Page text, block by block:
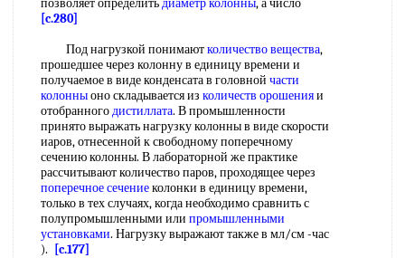
позволяет определитьдиаметр колонны, а число
[c.280]
Под нагрузкой понимаютколичество вещества,
прошедшее через колонну в единицу времени и
получаемое в виде конденсата в головной части
колонныоно складывается из количеств орошенияи
отобранногодистиллата. В промышленности
принято выражать нагрузку колонны в виде скорости
иаров, отнесенной к свободному поперечному
сечению колонны. В лабораторной же практике
рассчитывают количество паров, проходящее через
поперечное сечениеколонки в единицу времени,
только в тех случаях, когда необходимо сравнить с
полупромышленными или промышленными
установками. Нагрузку выражают также в мл/см -час
).
[c.177]